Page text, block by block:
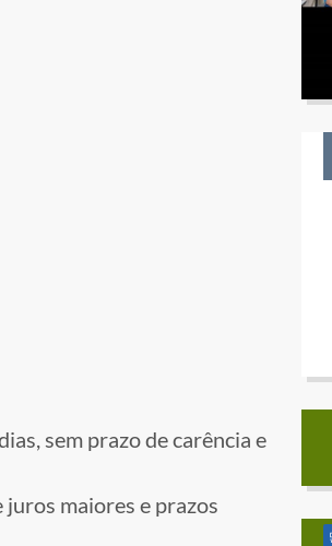
sem prazo de carência e
juros maiores e prazos